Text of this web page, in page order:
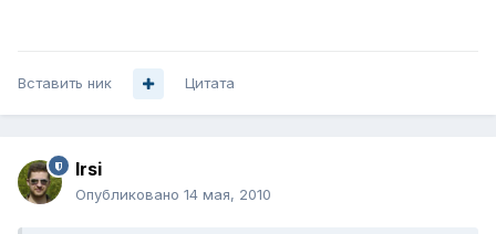
Вставить ник Цитата
Irsi
Опубликовано 14 мая, 2010